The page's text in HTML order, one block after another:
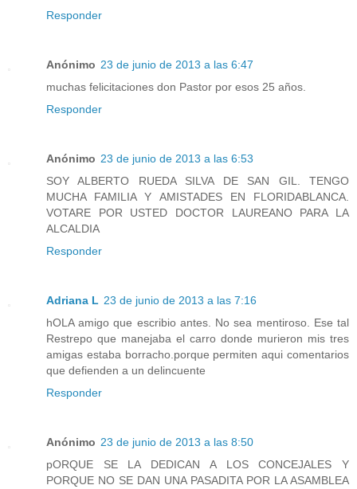
Responder
Anónimo 23 de junio de 2013 a las 6:47
muchas felicitaciones don Pastor por esos 25 años.
Responder
Anónimo 23 de junio de 2013 a las 6:53
SOY ALBERTO RUEDA SILVA DE SAN GIL. TENGO
MUCHA FAMILIA Y AMISTADES EN FLORIDABLANCA.
VOTARE POR USTED DOCTOR LAUREANO PARA LA
ALCALDIA
Responder
Adriana L 23 de junio de 2013 a las 7:16
hOLA amigo que escribio antes. No sea mentiroso. Ese tal
Restrepo que manejaba el carro donde murieron mis tres
amigas estaba borracho.porque permiten aqui comentarios
que defienden a un delincuente
Responder
Anónimo 23 de junio de 2013 a las 8:50
pORQUE SE LA DEDICAN A LOS CONCEJALES Y
PORQUE NO SE DAN UNA PASADITA POR LA ASAMBLEA